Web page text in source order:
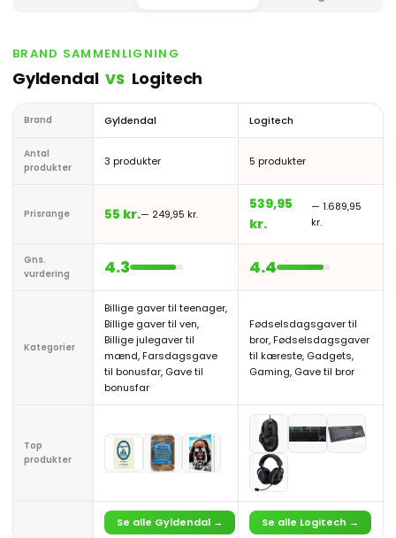
BRAND SAMMENLIGNING
Gyldendal VS Logitech
Brand Gyldendal Logitech
Antal
produkter
3 produkter 5 produkter
Prisrange 55 kr.— 249,95 kr.
539,95
kr.
— 1.689,95
kr.
Gns.
vurdering
4.3 4.4
Kategorier
Billige gaver til teenager,
Billige gaver til ven,
Billige julegaver til
mænd, Farsdagsgave
til bonusfar, Gave til
bonusfar
Fødselsdagsgaver til
bror, Fødselsdagsgaver
til kæreste, Gadgets,
Gaming, Gave til bror
Top
produkter
Se alle Gyldendal → Se alle Logitech →